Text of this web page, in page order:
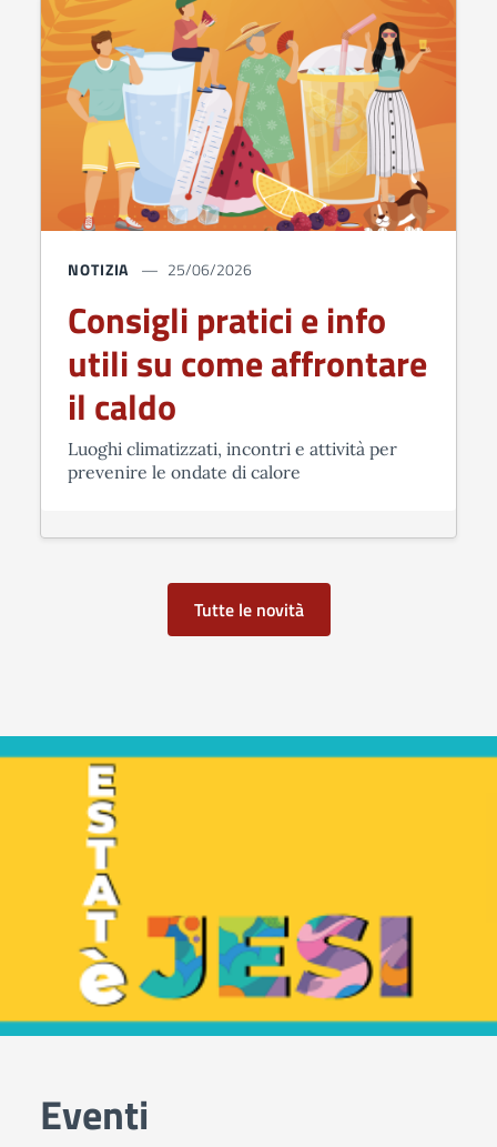
NOTIZIA 25/06/2026
Consigli pratici e info
utili su come affrontare
il caldo
Luoghi climatizzati, incontri e attività per
prevenire le ondate di calore
Tutte le novità
Eventi